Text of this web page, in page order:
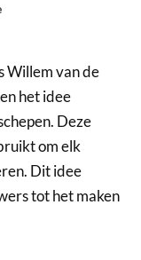
Willem van de
het idee
Deze
om elk
Dit idee
tot het maken